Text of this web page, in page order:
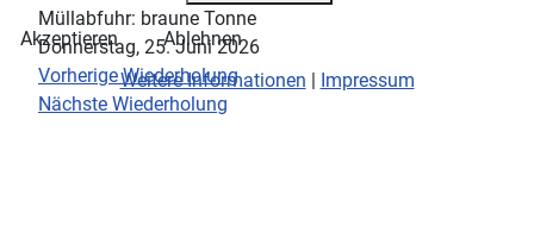
Müllabfuhr: braune Tonne
Donnerstag, 25. Juni 2026
Vorherige Wiederholung
Nächste Wiederholung
Akzeptieren
Ablehnen
Weitere Informationen | Impressum